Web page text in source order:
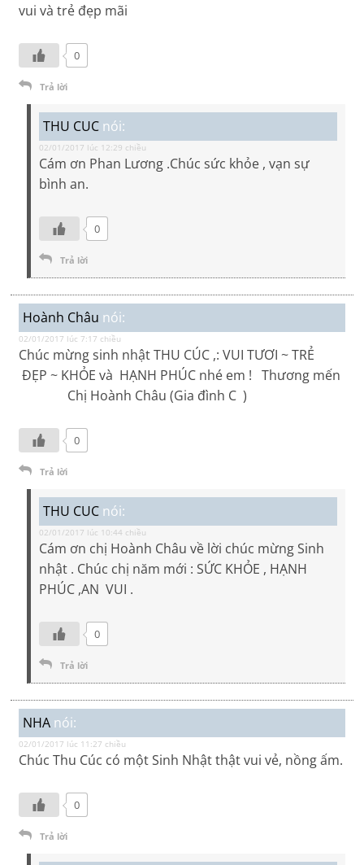
vui và trẻ đẹp mãi
0
Trả lời
THU CUC nói:
02/01/2017 lúc 12:29 chiều
Cám ơn Phan Lương .Chúc sức khỏe , vạn sự
bình an.
0
Trả lời
Hoành Châu nói:
02/01/2017 lúc 7:17 chiều
Chúc mừng sinh nhật THU CÚC ,: VUI TƯƠI ~ TRẺ
ĐẸP ~ KHỎE và HẠNH PHÚC nhé em ! Thương mến
Chị Hoành Châu (Gia đình C )
0
Trả lời
THU CUC nói:
02/01/2017 lúc 10:44 chiều
Cám ơn chị Hoành Châu về lời chúc mừng Sinh
nhật . Chúc chị năm mới : SỨC KHỎE , HẠNH
PHÚC ,AN VUI .
0
Trả lời
NHA nói:
02/01/2017 lúc 11:27 chiều
Chúc Thu Cúc có một Sinh Nhật thật vui vẻ, nồng ấm.
0
Trả lời